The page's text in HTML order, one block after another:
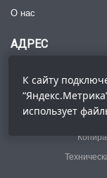
О нас
АДРЕС
Тел: +7 (8634) 47‑74-54
К сайту
использует